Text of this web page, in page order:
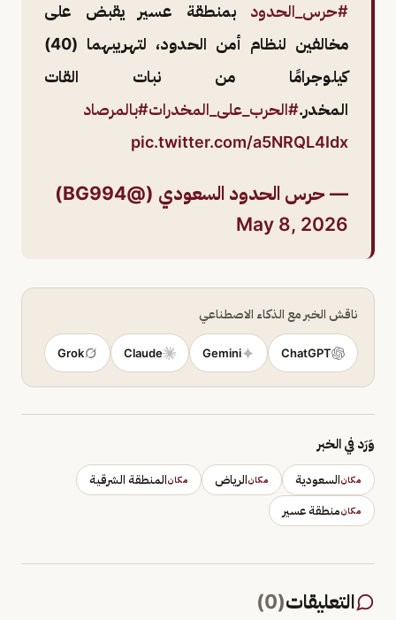
#حرس_الحدود بمنطقة عسير يقبض على
مخالفين لنظام أمن الحدود، لتهريبهما (40)
كيلوجرامًا من نبات القات
المخدر.#الحرب_على_المخدرات#بالمرصاد
pic.twitter.com/a5NRQL4Idx
— حرس الحدود السعودي (@BG994)
May 8, 2026
ناقش الخبر مع الذكاء الاصطناعي
ChatGPT
Gemini
Claude
Grok
وَرَد في الخبر
مكانالسعودية مكانالرياض مكانالمنطقة الشرقية
مكانمنطقة عسير
التعليقات(
0
)